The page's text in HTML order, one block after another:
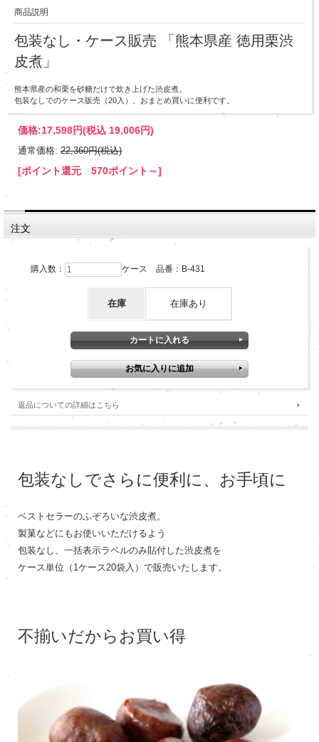
商品説明
包装なし・ケース販売 「熊本県産 徳用栗渋
皮煮」
熊本県産の和栗を砂糖だけで炊き上げた渋皮煮。
包装なしでのケース販売（20入）、おまとめ買いに便利です。
価格:17,598円(税込 19,006円)
通常価格: 22,360円(税込)
[ポイント還元 570ポイント～]
注文
購入数： ケース 品番：B-431
在庫 在庫あり
返品についての詳細はこちら
包装なしでさらに便利に、お手頃に
ベストセラーのふぞろいな渋皮煮。
製菓などにもお使いいただけるよう
包装なし、一括表示ラベルのみ貼付した渋皮煮を
ケース単位（1ケース20袋入）で販売いたします。
不揃いだからお買い得